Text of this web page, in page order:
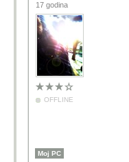
17 godina
OFFLINE
Moj PC